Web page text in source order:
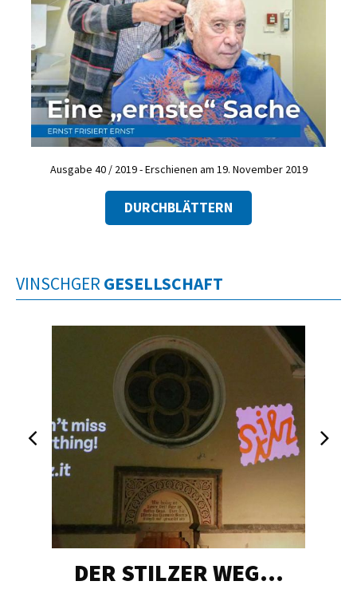
Ausgabe 40 / 2019 - Erschienen am 19. November 2019
DURCHBLÄTTERN
VINSCHGER GESELLSCHAFT
DER STILZER WEG…